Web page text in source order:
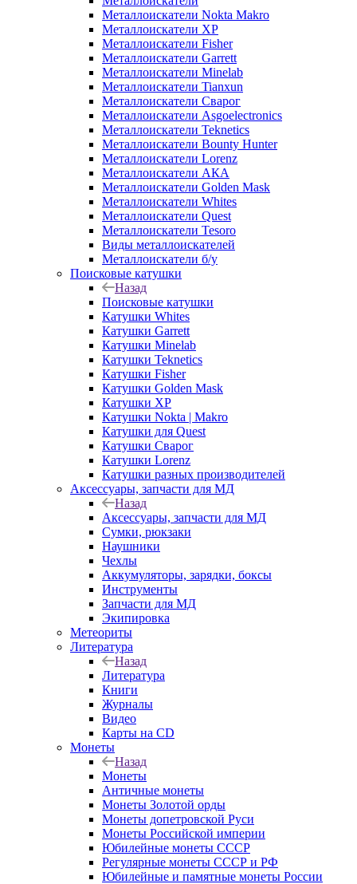
Металлоискатели Nokta Makro
Металлоискатели XP
Металлоискатели Fisher
Металлоискатели Garrett
Металлоискатели Minelab
Металлоискатели Tianxun
Металлоискатели Сварог
Металлоискатели Asgoelectronics
Металлоискатели Teknetics
Металлоискатели Bounty Hunter
Металлоискатели Lorenz
Металлоискатели АКА
Металлоискатели Golden Mask
Металлоискатели Whites
Металлоискатели Quest
Металлоискатели Tesoro
Виды металлоискателей
Металлоискатели б/у
Поисковые катушки
Назад
Поисковые катушки
Катушки Whites
Катушки Garrett
Катушки Minelab
Катушки Teknetics
Катушки Fisher
Катушки Golden Mask
Катушки XP
Катушки Nokta | Makro
Катушки для Quest
Катушки Сварог
Катушки Lorenz
Катушки разных производителей
Аксессуары, запчасти для МД
Назад
Аксессуары, запчасти для МД
Сумки, рюкзаки
Наушники
Чехлы
Аккумуляторы, зарядки, боксы
Инструменты
Запчасти для МД
Экипировка
Метеориты
Литература
Назад
Литература
Книги
Журналы
Видео
Карты на CD
Монеты
Назад
Монеты
Античные монеты
Монеты Золотой орды
Монеты допетровской Руси
Монеты Российской империи
Юбилейные монеты СССР
Регулярные монеты СССР и РФ
Юбилейные и памятные монеты России